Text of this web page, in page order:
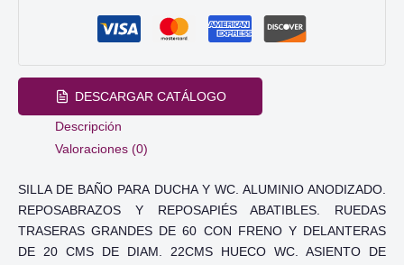
DESCARGAR CATÁLOGO
Descripción
Valoraciones (0)
SILLA DE BAÑO PARA DUCHA Y WC. ALUMINIO ANODIZADO.
REPOSABRAZOS Y REPOSAPIÉS ABATIBLES. RUEDAS
TRASERAS GRANDES DE 60 CON FRENO Y DELANTERAS
DE 20 CMS DE DIAM. 22CMS HUECO WC. ASIENTO DE